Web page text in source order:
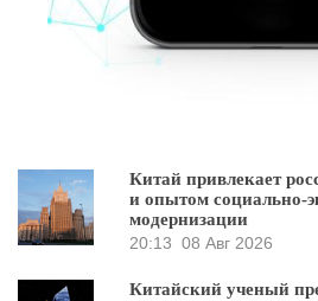
Китай привлекает
и опытом социально-
модернизации
20:13 08 Авг 2026
Китайский ученый